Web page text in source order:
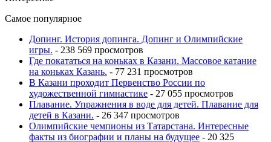
Самое популярное
Допинг. История допинга. Допинг и Олимпийские
игры. - 238 569 просмотров
Где покататься на коньках в Казани. Массовое катание
на коньках Казань. - 77 231 просмотров
В Казани проходит Первенство России по
художественной гимнастике - 27 055 просмотров
Плавание. Упражнения в воде для детей. Плавание для
детей в Казани. - 26 347 просмотров
Олимпийские чемпионы из Татарстана. Интересные
факты из биографии и планы на будущее - 20 325